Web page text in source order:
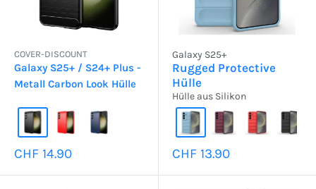
COVER-DISCOUNT
Galaxy S25+ / S24+ Plus -
Metall Carbon Look Hülle
Sonderpreis
CHF 14.90
Galaxy S25+
Rugged Protective
Hülle
Hülle aus Silikon
Sonderpreis
CHF 13.90